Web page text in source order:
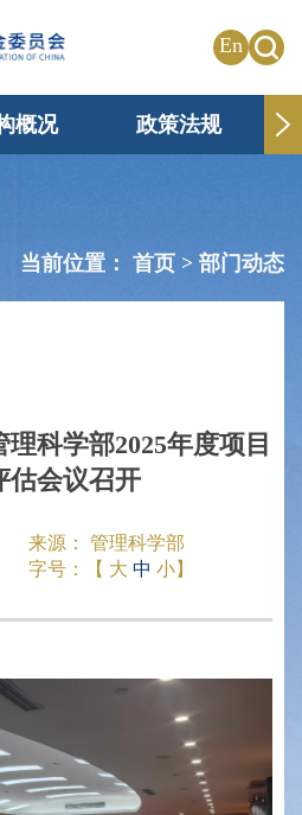
En
概况 政策法规
当前位置： 首页 > 部门动态
科学部2025年度项目
估会议召开
来源：
管理科学部
字号：【 大 中 小】